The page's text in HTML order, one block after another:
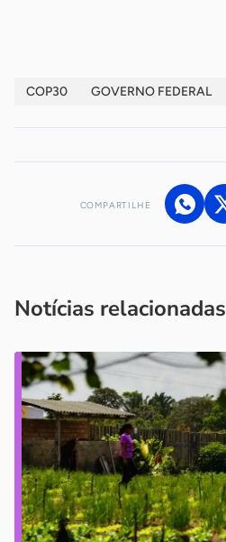
COP30 GOVERNO FEDERAL
COMPARTILHE
Notícias relacionadas